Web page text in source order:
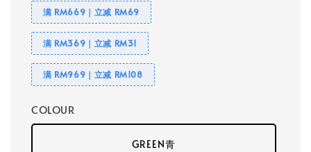
满 RM669｜立减 RM69
满 RM369｜立减 RM31
满 RM969｜立减 RM108
COLOUR
GREEN青